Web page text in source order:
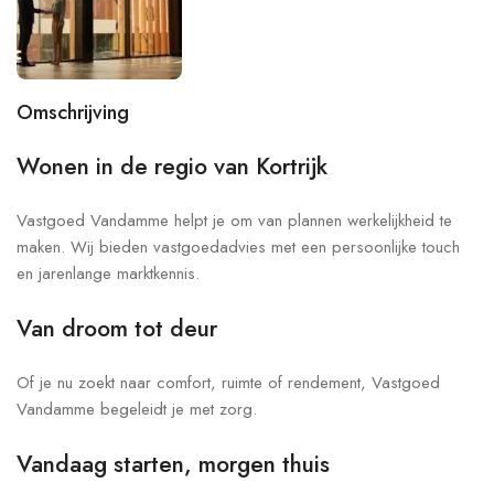
Omschrijving
Wonen in de regio van Kortrijk
Vastgoed Vandamme helpt je om van plannen werkelijkheid te
maken. Wij bieden vastgoedadvies met een persoonlijke touch
en jarenlange marktkennis.
Van droom tot deur
Of je nu zoekt naar comfort, ruimte of rendement, Vastgoed
Vandamme begeleidt je met zorg.
Vandaag starten, morgen thuis